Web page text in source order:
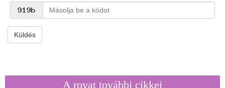
Küldés
A rovat további cikkei